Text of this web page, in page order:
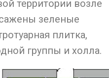
территории возле
зеленые
плитка,
группы и холла.